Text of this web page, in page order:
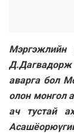
аварга бол
олон монгол
ач тустай